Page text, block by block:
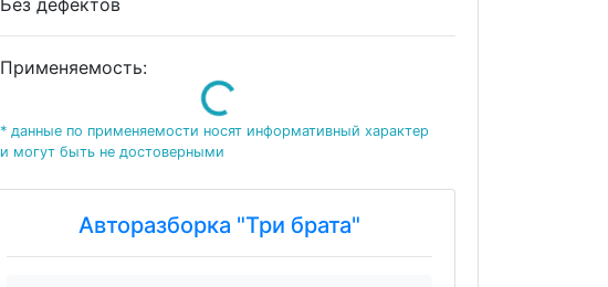
Без дефектов
Применяемость:
Loading...
* данные по применяемости носят информативный характер
и могут быть не достоверными
Авторазборка "Три брата"